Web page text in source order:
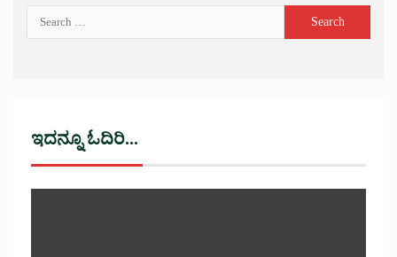
ಇದನ್ನೂ ಓದಿರಿ...